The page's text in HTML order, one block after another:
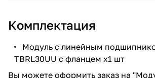
Комплектация
Модуль с линейным
TBRL30UU с фланцем х1 шт
Вы можете оформить заказ на